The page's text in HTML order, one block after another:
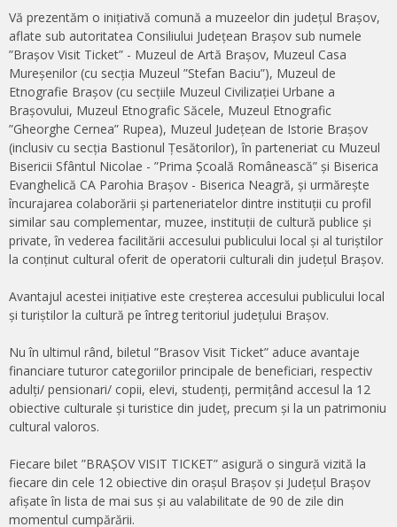
Vă prezentăm o inițiativă comună a muzeelor din județul Brașov,
aflate sub autoritatea Consiliului Județean Brașov sub numele
”Brașov Visit Ticket” - Muzeul de Artă Brașov, Muzeul Casa
Mureșenilor (cu secția Muzeul ”Stefan Baciu”), Muzeul de
Etnografie Brașov (cu secțiile Muzeul Civilizației Urbane a
Brașovului, Muzeul Etnografic Săcele, Muzeul Etnografic
”Gheorghe Cernea” Rupea), Muzeul Județean de Istorie Brașov
(inclusiv cu secția Bastionul Țesătorilor), în parteneriat cu Muzeul
Bisericii Sfântul Nicolae - ”Prima Școală Românească” și Biserica
Evanghelică CA Parohia Brașov - Biserica Neagră, și urmărește
încurajarea colaborării și parteneriatelor dintre instituții cu profil
similar sau complementar, muzee, instituții de cultură publice și
private, în vederea facilitării accesului publicului local și al turiștilor
la conținut cultural oferit de operatorii culturali din județul Brașov.
Avantajul acestei inițiative este creșterea accesului publicului local
și turiștilor la cultură pe întreg teritoriul județului Brașov.
Nu în ultimul rând, biletul ”Brasov Visit Ticket” aduce avantaje
financiare tuturor categoriilor principale de beneficiari, respectiv
adulți/ pensionari/ copii, elevi, studenți, permițând accesul la 12
obiective culturale și turistice din județ, precum și la un patrimoniu
cultural valoros.
Fiecare bilet ”BRAȘOV VISIT TICKET” asigură o singură vizită la
fiecare din cele 12 obiective din orașul Brașov și Județul Brașov
afișate în lista de mai sus și au valabilitate de 90 de zile din
momentul cumpărării.